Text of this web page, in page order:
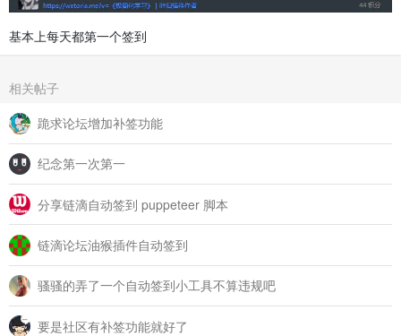
基本上每天都第一个签到
相关帖子
跪求论坛增加补签功能
纪念第一次第一
分享链滴自动签到 puppeteer 脚本
链滴论坛油猴插件自动签到
骚骚的弄了一个自动签到小工具不算违规吧
要是社区有补签功能就好了